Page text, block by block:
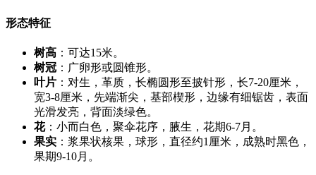
形态特征
树高 ：可达15米。
树冠 ：广卵形或圆锥形。
叶片 ：对生，革质，长椭圆形至披针形，长7-20厘米，
宽3-8厘米，先端渐尖，基部楔形，边缘有细锯齿，表面
光滑发亮，背面淡绿色。
花：小而白色，聚伞花序，腋生，花期6-7月。
果实 ：浆果状核果，球形，直径约1厘米，成熟时黑色，
果期9-10月。